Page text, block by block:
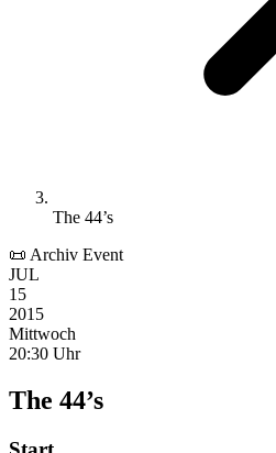
The 44’s
📜 Archiv Event
JUL
15
2015
Mittwoch
20:30 Uhr
The 44’s